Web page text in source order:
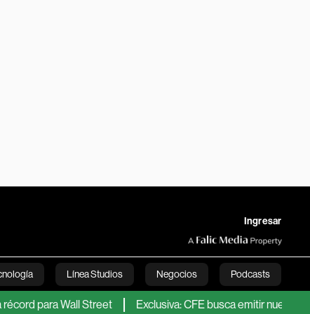
Ingresar
Línea Studios Negocios Podcasts
English
Wall Street Exclusiva: CFE busca emitir nueva Fibra E